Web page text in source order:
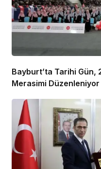
Bayburt’ta Tarihi Gün,
Merasimi Düzenleniyor